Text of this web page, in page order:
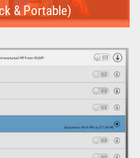
& Portable)